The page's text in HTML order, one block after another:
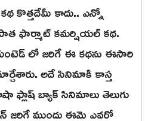
కొత్తదేమీ కాదు.. ఎన్నో
ఫార్మాట్ కమర్షియల్ కథ.
లో జరిగే ఈ కథను ఈసారి
అదే సినిమాకి కాస్త
ఫ్లాష్ బ్యాక్ సినిమాలు తెలుగు
జరిగే ముందు ఈమె ఎవరో